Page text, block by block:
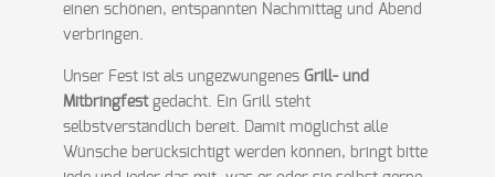
einen schönen, entspannten Nachmittag und Abend
verbringen.
Unser Fest ist als ungezwungenes Grill- und
Mitbringfestgedacht. Ein Grill steht
selbstverständlich bereit. Damit möglichst alle
Wünsche berücksichtigt werden können, bringt bitte